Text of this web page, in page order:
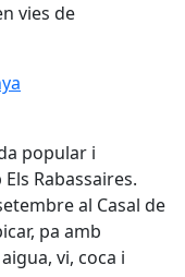
vies de
popular i
Rabassaires.
al Casal de
pa amb
vi, coca i